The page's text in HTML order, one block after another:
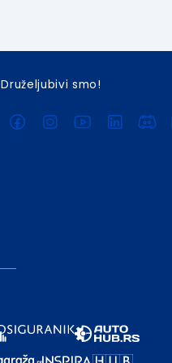
Druželjubivi smo!